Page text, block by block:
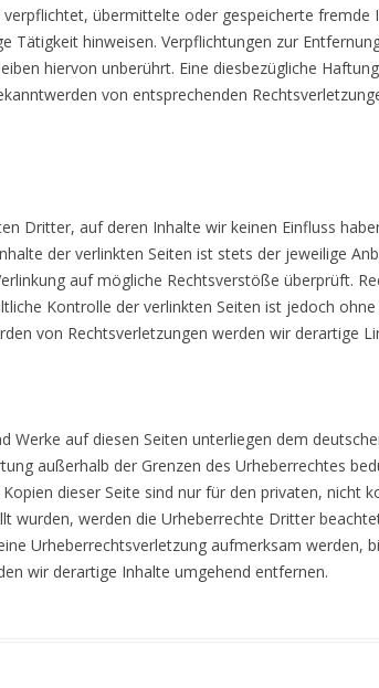
übermittelte oder gespeicherte
Tätigkeit hinweisen. Verpflichtungen zur
hiervon unberührt. Eine diesbezügliche
von entsprechenden
Dritter, auf deren Inhalte wir keinen Einfluss
der verlinkten Seiten ist stets der jeweilige
auf mögliche Rechtsverstöße überprüft.
Kontrolle der verlinkten Seiten ist jedoch
von Rechtsverletzungen werden wir derartige
Werke auf diesen Seiten unterliegen dem
außerhalb der Grenzen des Urheberrechtes
dieser Seite sind nur für den privaten, nicht
wurden, werden die Urheberrechte Dritter
Urheberrechtsverletzung aufmerksam werden,
wir derartige Inhalte umgehend entfernen.